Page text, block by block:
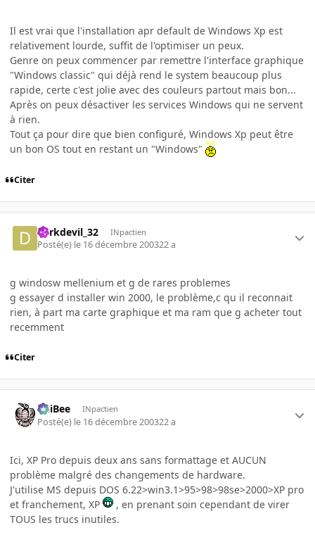
Il est vrai que l'installation apr default de Windows Xp est
relativement lourde, suffit de l'optimiser un peux.
Genre on peux commencer par remettre l'interface graphique
"Windows classic" qui déjà rend le system beaucoup plus
rapide, certe c'est jolie avec des couleurs partout mais bon...
Après on peux désactiver les services Windows qui ne servent
à rien.
Tout ça pour dire que bien configuré, Windows Xp peut être
un bon OS tout en restant un "Windows"
Citer
darkdevil_32 INpactien
Posté(e) le 16 décembre 200322 a
g windosw mellenium et g de rares problemes
g essayer d installer win 2000, le problème,c qu il reconnait
rien, à part ma carte graphique et ma ram que g acheter tout
recemment
Citer
PhiBee INpactien
Posté(e) le 16 décembre 200322 a
Ici, XP Pro depuis deux ans sans formattage et AUCUN
problème malgré des changements de hardware.
J'utilise MS depuis DOS 6.22>win3.1>95>98>98se>2000>XP pro
et franchement, XP
, en prenant soin cependant de virer
TOUS les trucs inutiles.